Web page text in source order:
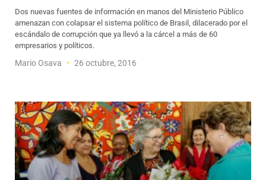
Dos nuevas fuentes de información en manos del Ministerio Público
amenazan con colapsar el sistema político de Brasil, dilacerado por el
escándalo de corrupción que ya llevó a la cárcel a más de 60
empresarios y políticos.
Mario Osava 26 octubre, 2016